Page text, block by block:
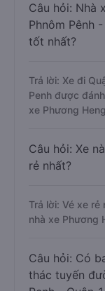
Câu hỏi: Nhà
Phnôm Pênh
tốt nhất?
Trả lời: Xe đi
Penh được
xe Phương
Câu hỏi: Xe
rẻ nhất?
Trả lời: Vé xe
nhà xe Phương
Câu hỏi: Có
thác tuyến